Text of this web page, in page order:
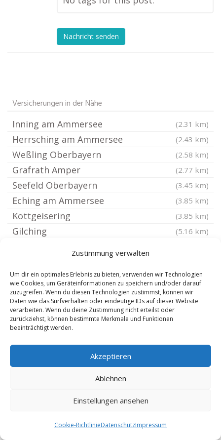
Zustimmung verwalten
Um dir ein optimales Erlebnis zu bieten, verwenden wir Technologien
wie Cookies, um Geräteinformationen zu speichern und/oder darauf
zuzugreifen. Wenn du diesen Technologien zustimmst, können wir
Daten wie das Surfverhalten oder eindeutige IDs auf dieser Website
verarbeiten. Wenn du deine Zustimmung nicht erteilst oder
zurückziehst, können bestimmte Merkmale und Funktionen
beeinträchtigt werden.
Akzeptieren
Ablehnen
Einstellungen ansehen
Cookie-RichtlinieDatenschutzImpressum
Nachricht senden
Versicherungen in der Nähe
Inning am Ammersee (2.31 km)
Herrsching am Ammersee (2.43 km)
Weßling Oberbayern (2.58 km)
Grafrath Amper (2.77 km)
Seefeld Oberbayern (3.45 km)
Eching am Ammersee (3.85 km)
Kottgeisering (3.85 km)
Gilching (5.16 km)
Türkenfeld bei Fürstenfeldbruck
Utting am Ammersee (6.4 km)
Alling Oberbayern (6.52 km)
Andechs
Moorenweis
Eresing (7.69 km)
Windach Kreis Landsberg am Lech
Adelshofen Kreis Fürstenfeldbruck